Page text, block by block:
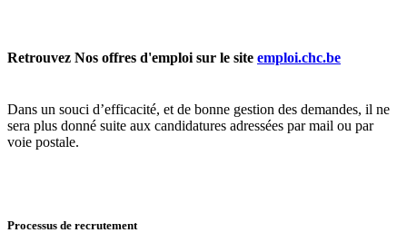
Retrouvez Nos offres d'emploi sur le site emploi.chc.be
Dans un souci d’efficacité, et de bonne gestion des demandes, il ne
sera plus donné suite aux candidatures adressées par mail ou par
voie postale.
Processus de recrutement